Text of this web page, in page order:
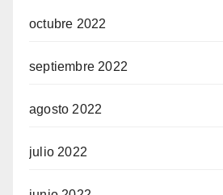
octubre 2022
septiembre 2022
agosto 2022
julio 2022